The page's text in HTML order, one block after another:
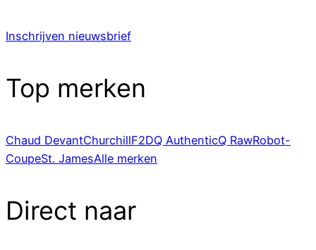
Inschrijven nieuwsbrief
Top merken
Chaud DevantChurchillF2DQ AuthenticQ RawRobot-
CoupeSt. JamesAlle merken
Direct naar